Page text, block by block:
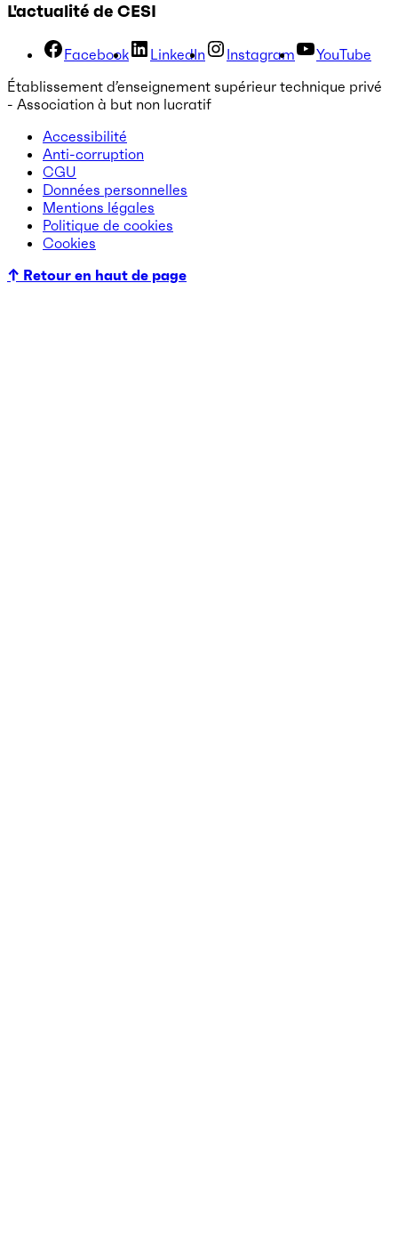
L'actualité de CESI
Facebook LinkedIn Instagram
YouTube
Établissement d’enseignement supérieur technique privé
- Association à but non lucratif
Accessibilité
Anti-corruption
CGU
Données personnelles
Mentions légales
Politique de cookies
Cookies
↑ Retour en haut de page